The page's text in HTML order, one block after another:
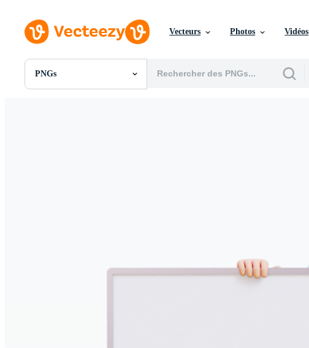
Vecteurs Photos Vidéos
PNGs
Toutes Images